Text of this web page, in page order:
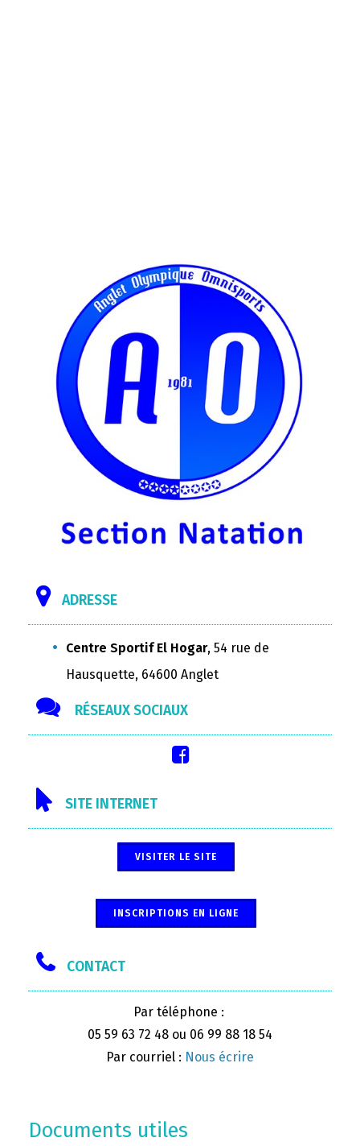
ADRESSE
Centre Sportif El Hogar, 54 rue de
Hausquette, 64600 Anglet
RÉSEAUX SOCIAUX
SITE INTERNET
VISITER LE SITE
INSCRIPTIONS EN LIGNE
CONTACT
Par téléphone :
05 59 63 72 48 ou 06 99 88 18 54
Par courriel : Nous écrire
Documents utiles